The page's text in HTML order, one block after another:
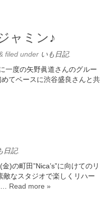
ャミン♪
filed under いも日記.
一度の矢野眞道さんのグルー
てベースに渋谷盛良さんと共
日記.
)の町田”Nica’s”に向けてのリ
なスタジオで楽しくリハー
Read more »